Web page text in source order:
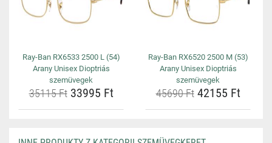
Ray-Ban RX6533 2500 L (54)
Arany Unisex Dioptriás
szemüvegek
35115 Ft33995 Ft
Ray-Ban RX6520 2500 M (53)
Arany Unisex Dioptriás
szemüvegek
45690 Ft42155 Ft